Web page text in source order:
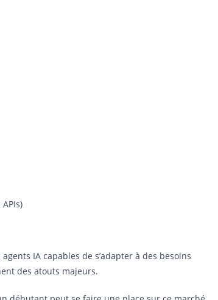
IA capables de s’adapter à des besoins
des atouts majeurs.